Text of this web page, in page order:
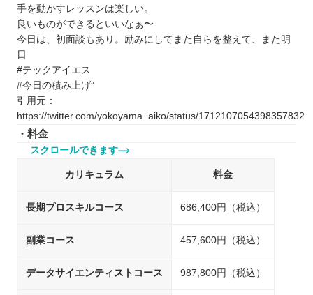
手を動かすレッスンは楽しい。
良いものができるといいなぁ〜
今日は、初面談もあり。励みにしてまた自らを整えて、また明
日
#テックアイエス
#今日の積み上げ”
引用元：
https://twitter.com/yokoyama_aiko/status/1712107054398357832
・料金
スクロールできます
カリキュラム 料金
長期プロスキルコース 686,400円（税込）
副業コース 457,600円（税込）
データサイエンティストコース 987,800円（税込）